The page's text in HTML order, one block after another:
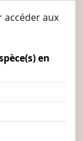
accéder aux
en